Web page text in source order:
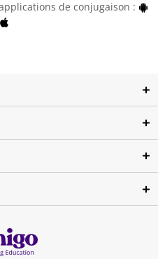
de conjugaison :